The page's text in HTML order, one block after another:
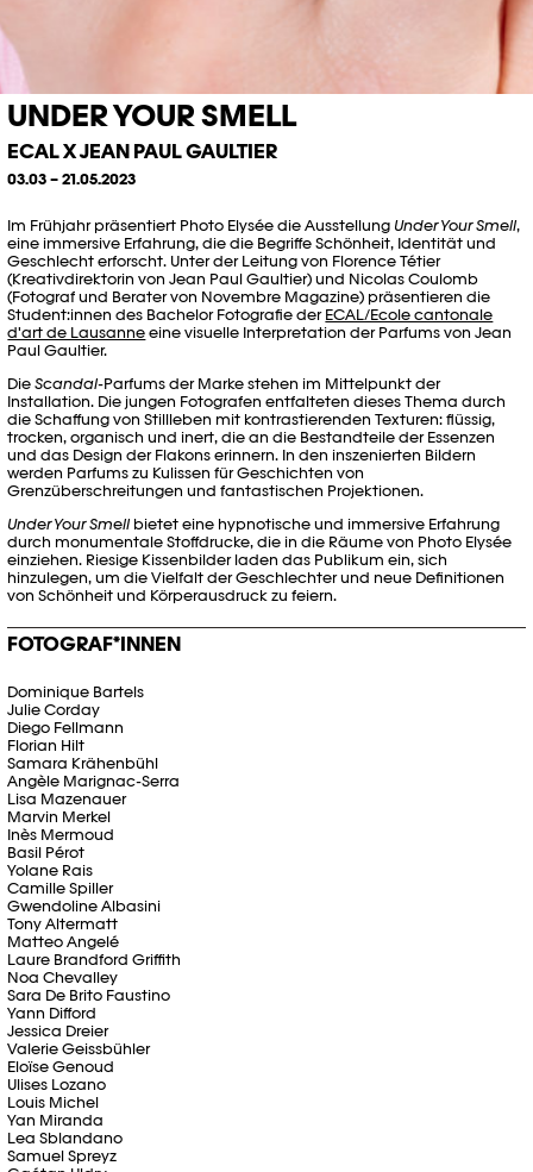
UNDER YOUR SMELL
ECAL X JEAN PAUL GAULTIER
03.03 – 21.05.2023
Im Frühjahr präsentiert Photo Elysée die Ausstellung Under Your Smell,
eine immersive Erfahrung, die die Begriffe Schönheit, Identität und
Geschlecht erforscht. Unter der Leitung von Florence Tétier
(Kreativdirektorin von Jean Paul Gaultier) und Nicolas Coulomb
(Fotograf und Berater von Novembre Magazine) präsentieren die
Student:innen des Bachelor Fotografie der ECAL/Ecole cantonale
d'art de Lausanne eine visuelle Interpretation der Parfums von Jean
Paul Gaultier.
DieScandal-Parfums der Marke stehen im Mittelpunkt der
Installation. Die jungen Fotografen entfalteten dieses Thema durch
die Schaffung von Stillleben mit kontrastierenden Texturen: flüssig,
trocken, organisch und inert, die an die Bestandteile der Essenzen
und das Design der Flakons erinnern. In den inszenierten Bildern
werden Parfums zu Kulissen für Geschichten von
Grenzüberschreitungen und fantastischen Projektionen.
Under Your Smell bietet eine hypnotische und immersive Erfahrung
durch monumentale Stoffdrucke, die in die Räume von Photo Elysée
einziehen. Riesige Kissenbilder laden das Publikum ein, sich
hinzulegen, um die Vielfalt der Geschlechter und neue Definitionen
von Schönheit und Körperausdruck zu feiern.
FOTOGRAF*INNEN
Dominique Bartels
Julie Corday
Diego Fellmann
Florian Hilt
Samara Krähenbühl
Angèle Marignac-Serra
Lisa Mazenauer
Marvin Merkel
Inès Mermoud
Basil Pérot
Yolane Rais
Camille Spiller
Gwendoline Albasini
Tony Altermatt
Matteo Angelé
Laure Brandford Griffith
Noa Chevalley
Sara De Brito Faustino
Yann Difford
Jessica Dreier
Valerie Geissbühler
Eloïse Genoud
Ulises Lozano
Louis Michel
Yan Miranda
Lea Sblandano
Samuel Spreyz